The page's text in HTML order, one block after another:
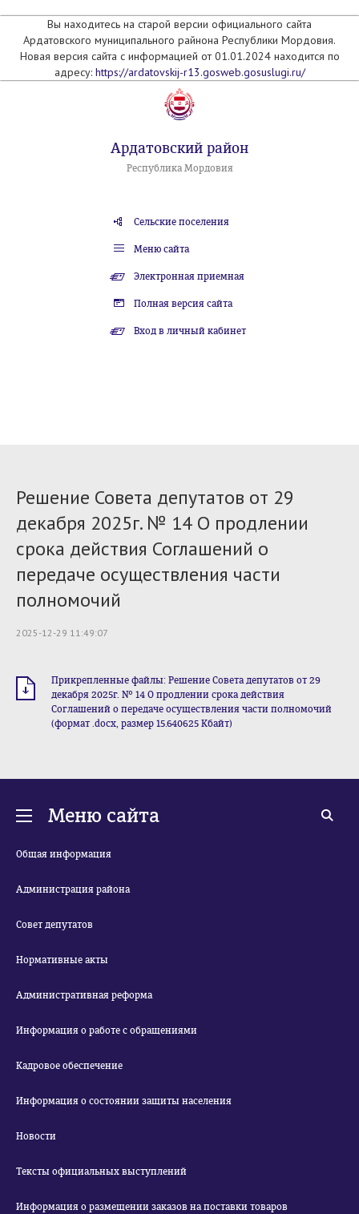
Вы находитесь на старой версии официального сайта
Ардатовского муниципального райнона Республики Мордовия.
Новая версия сайта с информацией от 01.01.2024 находится по
адресу: https://ardatovskij-r13.gosweb.gosuslugi.ru/
Ардатовский район
Республика Мордовия
Сельские поселения
Меню сайта
Электронная приемная
Полная версия сайта
Вход в личный кабинет
Решение Совета депутатов от 29
декабря 2025г. № 14 О продлении
срока действия Соглашений о
передаче осуществления части
полномочий
2025-12-29 11:49:07
Прикрепленные файлы: Решение Совета депутатов от 29
декабря 2025г. № 14 О продлении срока действия
Соглашений о передаче осуществления части полномочий
(формат .docx, размер 15.640625 Кбайт)
Меню сайта
Общая информация
Администрация района
Совет депутатов
Нормативные акты
Административная реформа
Информация о работе с обращениями
Кадровое обеспечение
Информация о состоянии защиты населения
Новости
Тексты официальных выступлений
Информация о размещении заказов на поставки товаров